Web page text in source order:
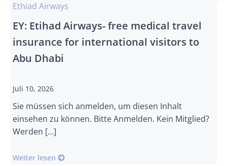
Ethiad Airways
EY: Etihad Airways- free medical travel
insurance for international visitors to
Abu Dhabi
Juli 10, 2026
Sie müssen sich anmelden, um diesen Inhalt
einsehen zu können. Bitte Anmelden. Kein Mitglied?
Werden […]
Weiter lesen